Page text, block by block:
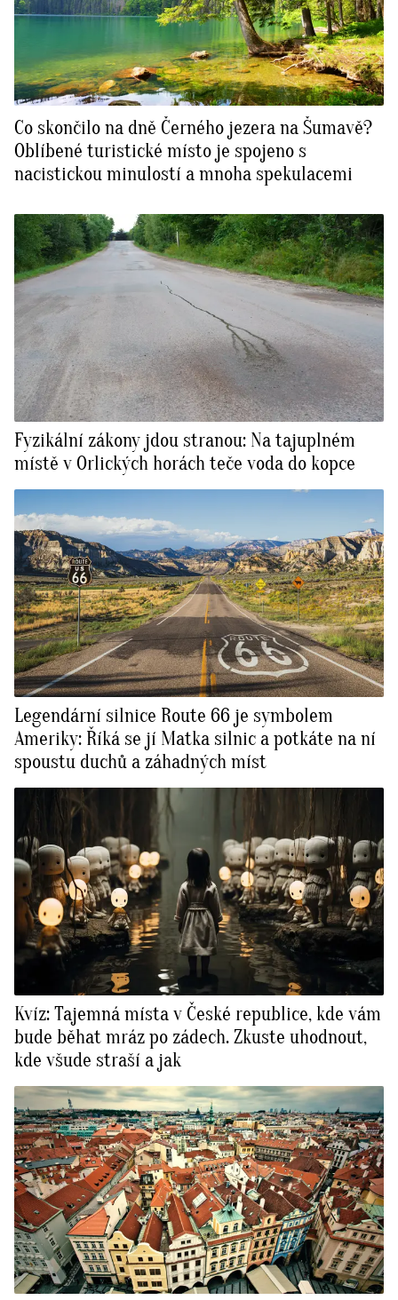
Co skončilo na dně Černého jezera na Šumavě?
Oblíbené turistické místo je spojeno s
nacistickou minulostí a mnoha spekulacemi
Fyzikální zákony jdou stranou: Na tajuplném
místě v Orlických horách teče voda do kopce
Legendární silnice Route 66 je symbolem
Ameriky: Říká se jí Matka silnic a potkáte na ní
spoustu duchů a záhadných míst
Kvíz: Tajemná místa v České republice, kde vám
bude běhat mráz po zádech. Zkuste uhodnout,
kde všude straší a jak